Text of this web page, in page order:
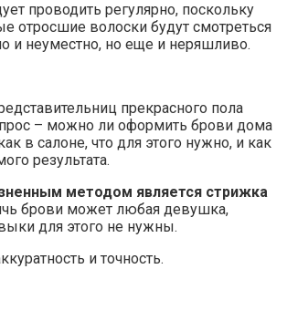
проводить регулярно, поскольку
отросшие волоски будут смотреться
и неуместно, но еще и неряшливо.
прекрасного пола
– можно ли оформить брови дома
в салоне, что для этого нужно, и как
результата.
методом является стрижка
брови может любая девушка,
для этого не нужны.
и точность.